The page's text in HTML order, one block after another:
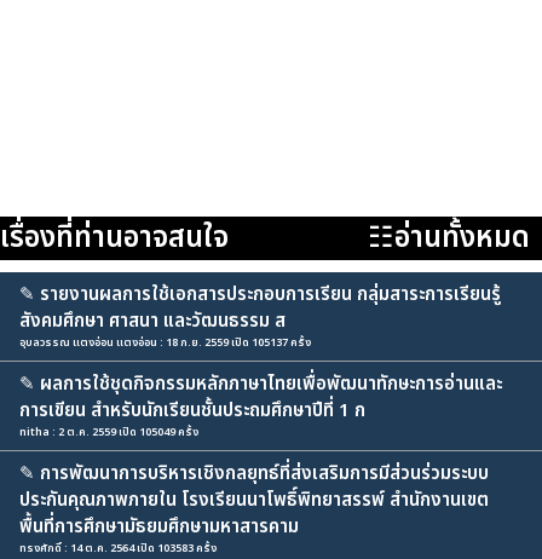
เรื่องที่ท่านอาจสนใจ ☷อ่านทั้งหมด
✎ รายงานผลการใช้เอกสารประกอบการเรียน กลุ่มสาระการเรียนรู้
สังคมศึกษา ศาสนา และวัฒนธรรม ส
อุบลวรรณ แตงอ่อน แตงอ่อน : 18 ก.ย. 2559 เปิด 105137 ครั้ง
✎ ผลการใช้ชุดกิจกรรมหลักภาษาไทยเพื่อพัฒนาทักษะการอ่านและ
การเขียน สำหรับนักเรียนชั้นประถมศึกษาปีที่ 1 ก
nitha : 2 ต.ค. 2559 เปิด 105049 ครั้ง
✎ การพัฒนาการบริหารเชิงกลยุทธ์ที่ส่งเสริมการมีส่วนร่วมระบบ
ประกันคุณภาพภายใน โรงเรียนนาโพธิ์พิทยาสรรพ์ สำนักงานเขต
พื้นที่การศึกษามัธยมศึกษามหาสารคาม
ทรงศักดิ์ : 14 ต.ค. 2564 เปิด 103583 ครั้ง